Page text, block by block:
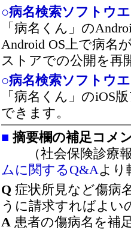
○病名検索ソフトウ
「病名くん」の
Android OS上で病名
ストアでの公開を再
○病名検索ソフトウ
「病名くん」のiOS
できます。
■ 摘要欄の補足コメ
（社会保険診療報
ムに関するQ&Aより
Q 症状所見など傷病
うに請求すればよい
A 患者の傷病名を補